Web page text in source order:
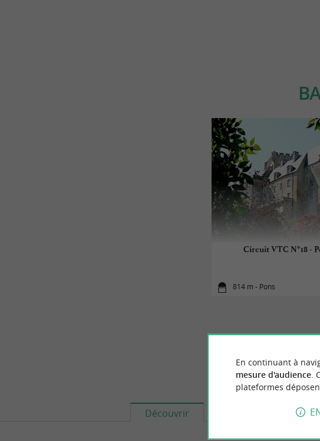
Circuit VTC N°18 -
814 m - Pons
À
Découvrir Se
En continuant à
mesure d'audience.
plateformes